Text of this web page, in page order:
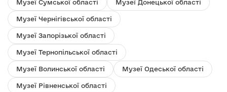
Музеї Сумської області Музеї Донецької області
Музеї Чернігівської області
Музеї Запорізької області
Музеї Тернопільської області
Музеї Волинської області Музеї Одеської області
Музеї Рівненської області